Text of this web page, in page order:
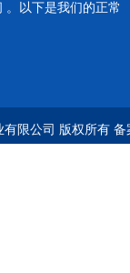
。以下是我们的正常
限公司 版权所有 备